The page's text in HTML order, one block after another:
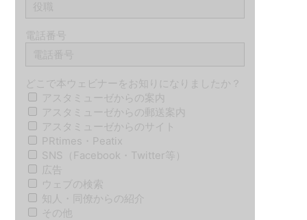
電話番号
どこで本ウェビナーをお知りになりましたか？
アスタミューゼからの案内
アスタミューゼからの郵送案内
アスタミューゼからのサイト
PRtimes・Peatix
SNS（Facebook・Twitter等）
広告
ウェブの検索
知人・同僚からの紹介
その他